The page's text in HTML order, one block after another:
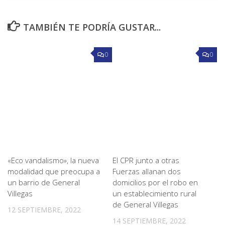
TAMBIÉN TE PODRÍA GUSTAR...
0
«Eco vandalismo», la nueva
modalidad que preocupa a
un barrio de General
Villegas
12 SEPTIEMBRE, 2022
0
El CPR junto a otras
Fuerzas allanan dos
domicilios por el robo en
un establecimiento rural
de General Villegas
14 SEPTIEMBRE, 2022